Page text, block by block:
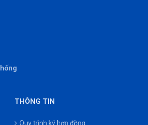
THÔNG TIN
Quy trình ký hợp đồng